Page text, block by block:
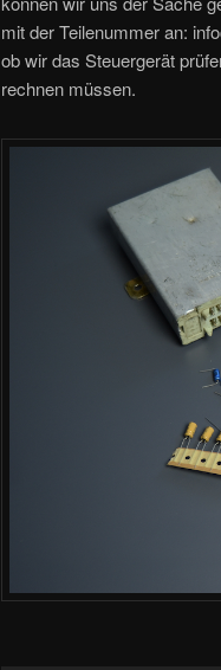
mit der Teilenummer an:
ob wir das Steuergerät
rechnen müssen.